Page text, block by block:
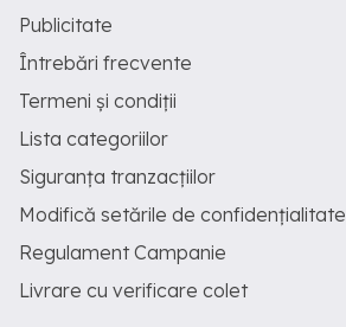
Publicitate
Întrebări frecvente
Termeni și condiții
Lista categoriilor
Siguranța tranzacțiilor
Modifică setările de confidențialitate
Regulament Campanie
Livrare cu verificare colet